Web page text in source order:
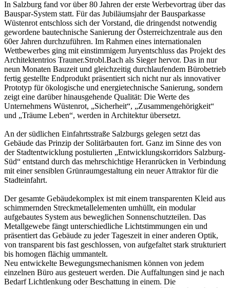
In Salzburg fand vor über 80 Jahren der erste Werbevortrag über das
Bauspar-System statt. Für das Jubiläumsjahr der Bausparkasse
Wüstenrot entschloss sich der Vorstand, die dringendst notwendig
gewordene bautechnische Sanierung der Österreichzentrale aus den
60er Jahren durchzuführen. Im Rahmen eines internationalen
Wettbewerbes ging mit einstimmigem Juryentschluss das Projekt des
Architektentrios Trauner.Strobl.Bach als Sieger hervor. Das in nur
neun Monaten Bauzeit und gleichzeitig durchlaufendem Bürobetrieb
fertig gestellte Endprodukt präsentiert sich nicht nur als innovativer
Prototyp für ökologische und energietechnische Sanierung, sondern
zeigt eine darüber hinausgehende Qualität: Die Werte des
Unternehmens Wüstenrot, „Sicherheit“, „Zusammengehörigkeit“
und „Träume Leben“, werden in Architektur übersetzt.
An der südlichen Einfahrtsstraße Salzburgs gelegen setzt das
Gebäude das Prinzip der Solitärbauten fort. Ganz im Sinne des von
der Stadtentwicklung postulierten „Entwicklungskorridors Salzburg-
Süd“ entstand durch das mehrschichtige Heranrücken in Verbindung
mit einer sensiblen Grünraumgestaltung ein neuer Attraktor für die
Stadteinfahrt.
Der gesamte Gebäudekomplex ist mit einem transparenten Kleid aus
schimmernden Streckmetallelementen umhüllt, ein modular
aufgebautes System aus beweglichen Sonnenschutzteilen. Das
Metallgewebe fängt unterschiedliche Lichtstimmungen ein und
präsentiert das Gebäude zu jeder Tageszeit in einer anderen Optik,
von transparent bis fast geschlossen, von aufgefaltet stark strukturiert
bis homogen flächig ummantelt.
Neu entwickelte Bewegungsmechanismen können von jedem
einzelnen Büro aus gesteuert werden. Die Auffaltungen sind je nach
Bedarf Lichtlenkung oder Beschattung in einem. Die